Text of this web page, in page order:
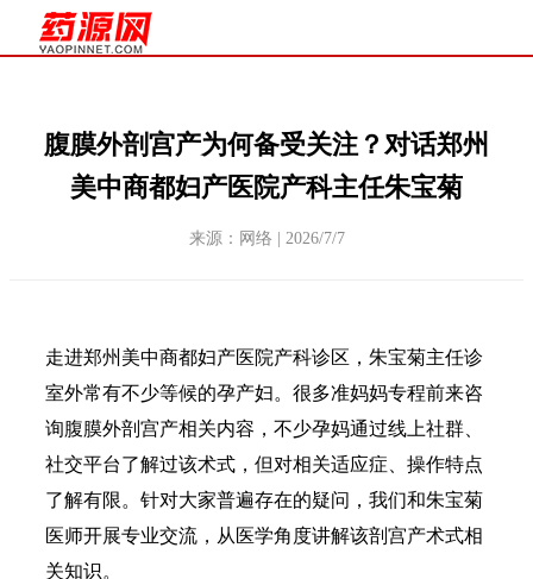
腹膜外剖宫产为何备受关注？对话郑州
美中商都妇产医院产科主任朱宝菊
来源：网络 | 2026/7/7
走进郑州美中商都妇产医院产科诊区，朱宝菊主任诊
室外常有不少等候的孕产妇。很多准妈妈专程前来咨
询腹膜外剖宫产相关内容，不少孕妈通过线上社群、
社交平台了解过该术式，但对相关适应症、操作特点
了解有限。针对大家普遍存在的疑问，我们和朱宝菊
医师开展专业交流，从医学角度讲解该剖宫产术式相
关知识。